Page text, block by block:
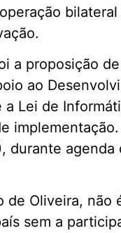
a proposição
ao
a Lei de
agenda
de Oliveira, não
sem a